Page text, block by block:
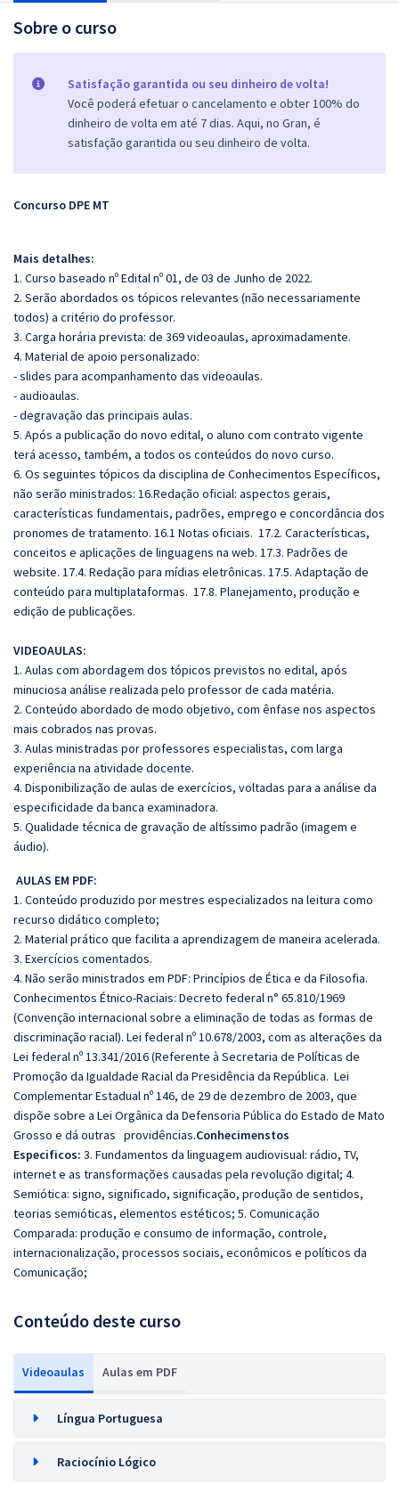
Sobre o curso
Satisfação garantida ou seu dinheiro de volta!
Você poderá efetuar o cancelamento e obter 100% do
dinheiro de volta em até 7 dias. Aqui, no Gran, é
satisfação garantida ou seu dinheiro de volta.
Concurso DPE MT
Mais detalhes:
1. Curso baseado nº Edital nº 01, de 03 de Junho de 2022.
2. Serão abordados os tópicos relevantes (não necessariamente
todos) a critério do professor.
3. Carga horária prevista: de 369 videoaulas, aproximadamente.
4. Material de apoio personalizado:
- slides para acompanhamento das videoaulas.
- audioaulas.
- degravação das principais aulas.
5. Após a publicação do novo edital, o aluno com contrato vigente
terá acesso, também, a todos os conteúdos do novo curso.
6. Os seguintes tópicos da disciplina de Conhecimentos Específicos,
não serão ministrados: 16.Redação oficial: aspectos gerais,
características fundamentais, padrões, emprego e concordância dos
pronomes de tratamento. 16.1 Notas oficiais. 17.2. Características,
conceitos e aplicações de linguagens na web. 17.3. Padrões de
website. 17.4. Redação para mídias eletrônicas. 17.5. Adaptação de
conteúdo para multiplataformas. 17.8. Planejamento, produção e
edição de publicações.
VIDEOAULAS:
1. Aulas com abordagem dos tópicos previstos no edital, após
minuciosa análise realizada pelo professor de cada matéria.
2. Conteúdo abordado de modo objetivo, com ênfase nos aspectos
mais cobrados nas provas.
3. Aulas ministradas por professores especialistas, com larga
experiência na atividade docente.
4. Disponibilização de aulas de exercícios, voltadas para a análise da
especificidade da banca examinadora.
5. Qualidade técnica de gravação de altíssimo padrão (imagem e
áudio).
AULAS EM PDF:
1. Conteúdo produzido por mestres especializados na leitura como
recurso didático completo;
2. Material prático que facilita a aprendizagem de maneira acelerada.
3. Exercícios comentados.
4. Não serão ministrados em PDF: Princípios de Ética e da Filosofia.
Conhecimentos Étnico-Raciais: Decreto federal n° 65.810/1969
(Convenção internacional sobre a eliminação de todas as formas de
discriminação racial). Lei federal nº 10.678/2003, com as alterações da
Lei federal nº 13.341/2016 (Referente à Secretaria de Políticas de
Promoção da Igualdade Racial da Presidência da República. Lei
Complementar Estadual nº 146, de 29 de dezembro de 2003, que
dispõe sobre a Lei Orgânica da Defensoria Pública do Estado de Mato
Grosso e dá outras providências.Conhecimenstos
Especificos: 3. Fundamentos da linguagem audiovisual: rádio, TV,
internet e as transformações causadas pela revolução digital; 4.
Semiótica: signo, significado, significação, produção de sentidos,
teorias semióticas, elementos estéticos; 5. Comunicação
Comparada: produção e consumo de informação, controle,
internacionalização, processos sociais, econômicos e políticos da
Comunicação;
Conteúdo deste curso
Videoaulas Aulas em PDF
Língua Portuguesa
Raciocínio Lógico